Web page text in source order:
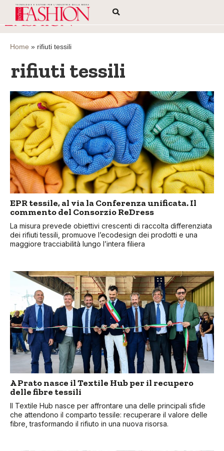
Home » rifiuti tessili
rifiuti tessili
EPR tessile, al via la Conferenza unificata. Il
commento del Consorzio ReDress
La misura prevede obiettivi crescenti di raccolta differenziata
dei rifiuti tessili, promuove l’ecodesign dei prodotti e una
maggiore tracciabilità lungo l’intera filiera
A Prato nasce il Textile Hub per il recupero
delle fibre tessili
Il Textile Hub nasce per affrontare una delle principali sfide
che attendono il comparto tessile: recuperare il valore delle
fibre, trasformando il rifiuto in una nuova risorsa.